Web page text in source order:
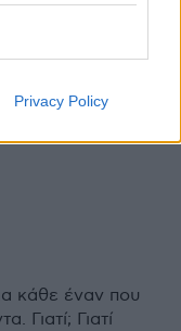
Privacy Policy
κάθε έναν που
Γιατί; Γιατί